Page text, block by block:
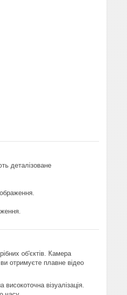
деталізоване
об'єктів. Камера
, ви отримуєте плавне відео
візуалізація.